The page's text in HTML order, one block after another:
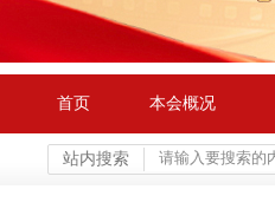
首页 本会概况
站内搜索